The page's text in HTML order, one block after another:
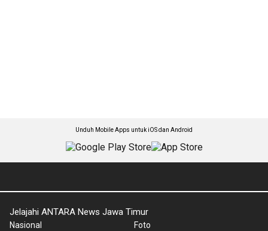
Unduh Mobile Apps untuk iOS dan Android
Jelajahi ANTARA News Jawa Timur
Nasional
Foto